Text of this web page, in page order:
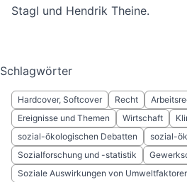
Stagl und Hendrik Theine.
Schlagwörter
Hardcover, Softcover Recht
Ereignisse und Themen
Wirtschaft
sozial-ökologischen Debatten
sozial-
Sozialforschung und -statistik
Soziale Auswirkungen von